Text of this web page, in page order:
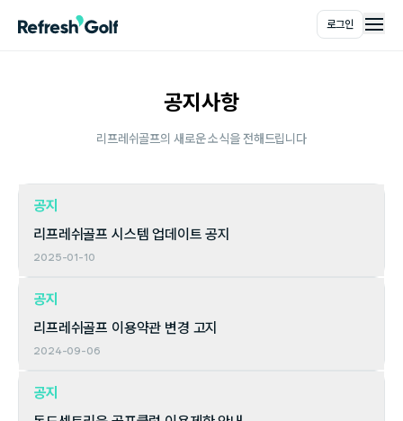
로그인 메인
공지사항
리프레쉬골프의 새로운 소식을 전해드립니다
공지
리프레쉬골프 시스템 업데이트 공지
2025-01-10
공지
리프레쉬골프 이용약관 변경 고지
2024-09-06
공지